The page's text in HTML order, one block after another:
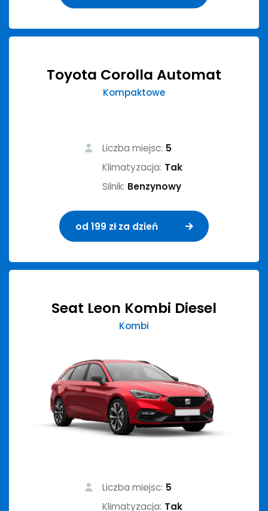
Toyota Corolla Automat
Kompaktowe
Liczba miejsc: 5
Klimatyzacja: Tak
Silnik: Benzynowy
od 199 zł za dzień
Seat Leon Kombi Diesel
Kombi
Liczba miejsc: 5
Klimatyzacja: Tak